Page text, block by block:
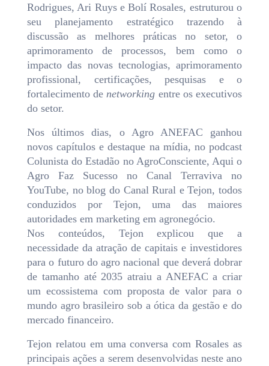
Rodrigues, Ari Ruys e Bolí Rosales, estruturou o
seu planejamento estratégico trazendo à
discussão as melhores práticas no setor, o
aprimoramento de processos, bem como o
impacto das novas tecnologias, aprimoramento
profissional, certificações, pesquisas e o
fortalecimento denetworking entre os executivos
do setor.
Nos últimos dias, o Agro ANEFAC ganhou
novos capítulos e destaque na mídia, no podcast
Colunista do Estadão no AgroConsciente, Aqui o
Agro Faz Sucesso no Canal Terraviva no
YouTube, no blog do Canal Rural e Tejon, todos
conduzidos por Tejon, uma das maiores
autoridades em marketing em agronegócio.
Nos conteúdos, Tejon explicou que a
necessidade da atração de capitais e investidores
para o futuro do agro nacional que deverá dobrar
de tamanho até 2035 atraiu a ANEFAC a criar
um ecossistema com proposta de valor para o
mundo agro brasileiro sob a ótica da gestão e do
mercado financeiro.
Tejon relatou em uma conversa com Rosales as
principais ações a serem desenvolvidas neste ano